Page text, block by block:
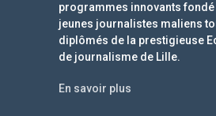
programmes innovants fondé
jeunes journalistes maliens
diplômés de la prestigieuse
de journalisme de Lille.
En savoir plus